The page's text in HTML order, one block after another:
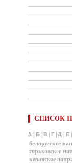
СПИСОК
А Б В Г Д Е
белорусское
горьковское
казанское